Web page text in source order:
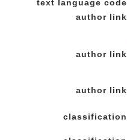
text language code
author link
author link
author link
classification